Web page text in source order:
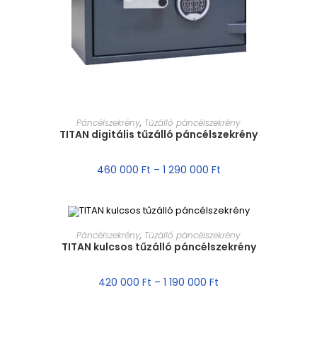
MÉRET VÁLASZTÁSA
Páncélszekrény, Tűzálló páncélszekrény
TITAN digitális tűzálló páncélszekrény
460 000 Ft – 1 290 000 Ft
MÉRET VÁLASZTÁSA
Páncélszekrény, Tűzálló páncélszekrény
TITAN kulcsos tűzálló páncélszekrény
420 000 Ft – 1 190 000 Ft